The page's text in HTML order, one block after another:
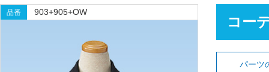
品番 903+905+OW
コー
パーツ